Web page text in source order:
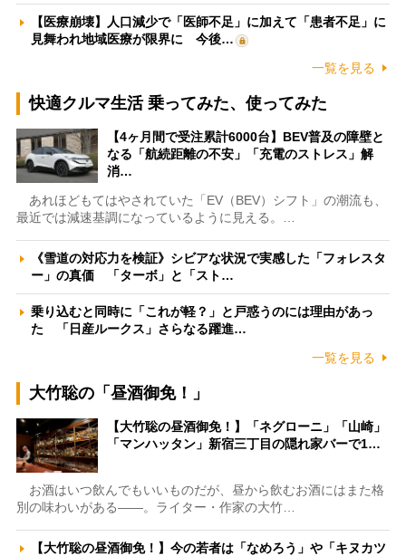
【医療崩壊】人口減少で「医師不足」に加えて「患者不足」に
見舞われ地域医療が限界に 今後…
一覧を見る
快適クルマ生活 乗ってみた、使ってみた
【4ヶ月間で受注累計6000台】BEV普及の障壁と
なる「航続距離の不安」「充電のストレス」解
消…
あれほどもてはやされていた「EV（BEV）シフト」の潮流も、
最近では減速基調になっているように見える。…
《雪道の対応力を検証》シビアな状況で実感した「フォレスタ
ー」の真価 「ターボ」と「スト…
乗り込むと同時に「これが軽？」と戸惑うのには理由があっ
た 「日産ルークス」さらなる躍進…
一覧を見る
大竹聡の「昼酒御免！」
【大竹聡の昼酒御免！】「ネグローニ」「山崎」
「マンハッタン」新宿三丁目の隠れ家バーで1…
お酒はいつ飲んでもいいものだが、昼から飲むお酒にはまた格
別の味わいがある――。ライター・作家の大竹…
【大竹聡の昼酒御免！】今の若者は「なめろう」や「キヌカツ